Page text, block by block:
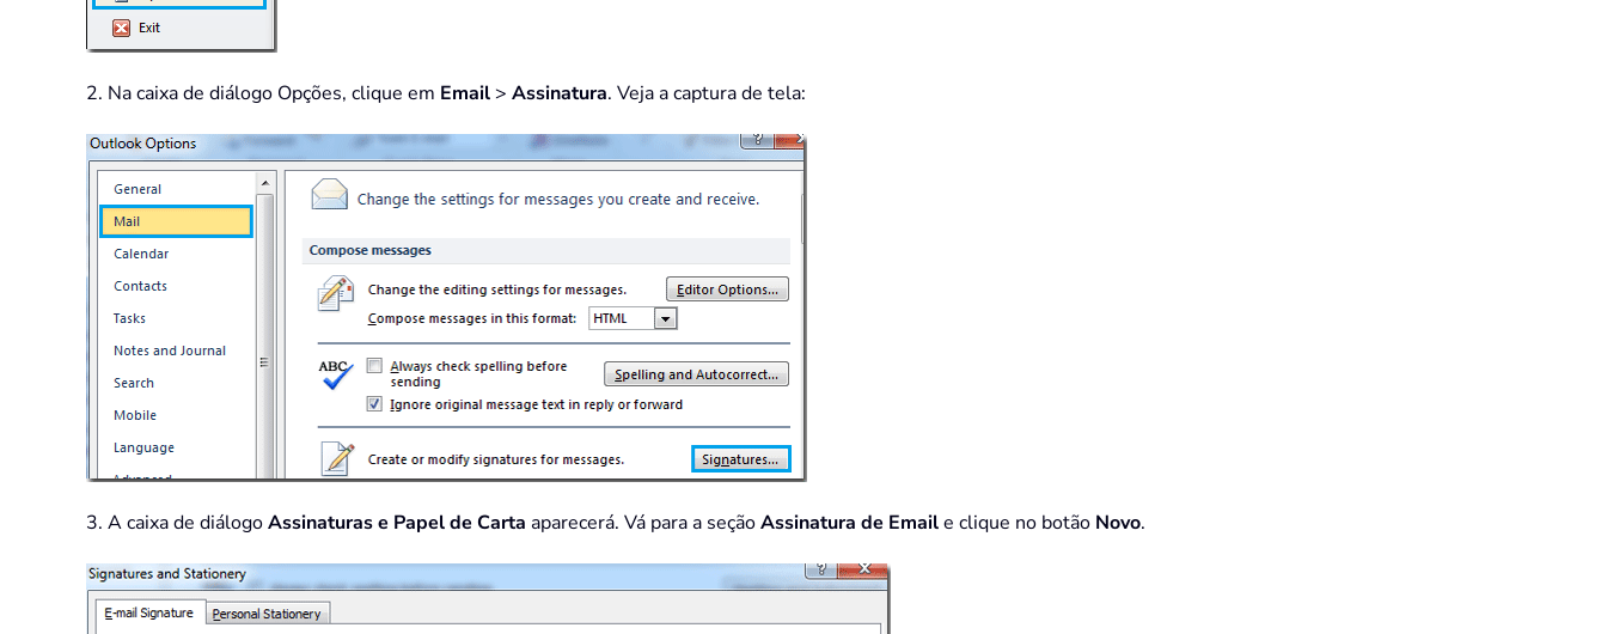
2. Na caixa de diálogo Opções, clique em Email > Assinatura. Veja a captura de tela:
3. A caixa de diálogoAssinaturas e Papel de Carta aparecerá. Vá para a seçãoAssinatura de Emaile clique no botão Novo.